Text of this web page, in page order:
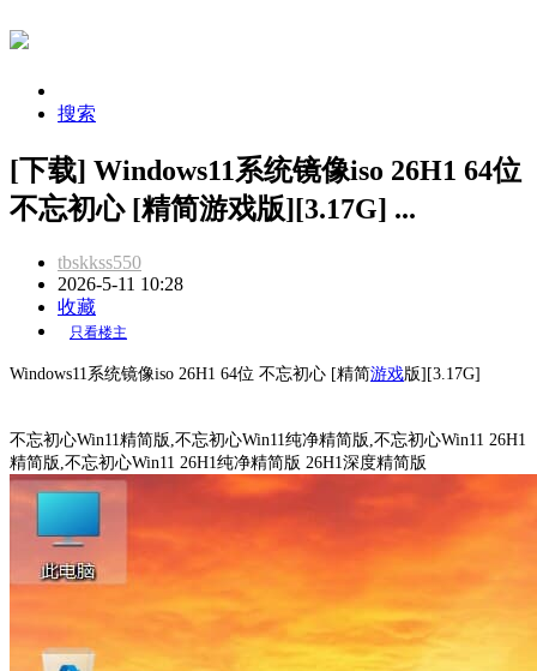
搜索
[下载] Windows11系统镜像iso 26H1 64位
不忘初心 [精简游戏版][3.17G] ...
tbskkss550
2026-5-11 10:28
收藏
只看楼主
Windows11系统镜像iso 26H1 64位 不忘初心 [精简游戏版][3.17G]
不忘初心Win11精简版,不忘初心Win11纯净精简版,不忘初心Win11 26H1
精简版,不忘初心Win11 26H1纯净精简版 26H1深度精简版